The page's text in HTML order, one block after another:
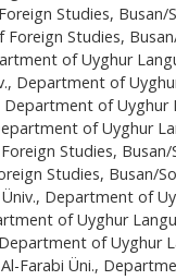
Studies, Busan/
Foreign Studies,
of Uyghur
Department of
Department of
of Uyghur
Studies,
Studies, Busan/
Department of
of Uyghur
of Uyghur
Farabi Üni.,